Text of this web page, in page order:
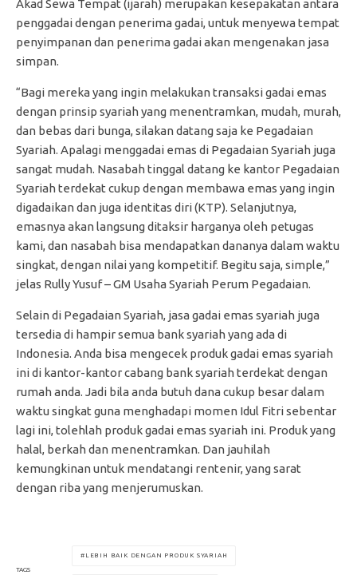
Akad Sewa Tempat (ijarah) merupakan kesepakatan antara
penggadai dengan penerima gadai, untuk menyewa tempat
penyimpanan dan penerima gadai akan mengenakan jasa
simpan.
“Bagi mereka yang ingin melakukan transaksi gadai emas
dengan prinsip syariah yang menentramkan, mudah, murah,
dan bebas dari bunga, silakan datang saja ke Pegadaian
Syariah. Apalagi menggadai emas di Pegadaian Syariah juga
sangat mudah. Nasabah tinggal datang ke kantor Pegadaian
Syariah terdekat cukup dengan membawa emas yang ingin
digadaikan dan juga identitas diri (KTP). Selanjutnya,
emasnya akan langsung ditaksir harganya oleh petugas
kami, dan nasabah bisa mendapatkan dananya dalam waktu
singkat, dengan nilai yang kompetitif. Begitu saja, simple,”
jelas Rully Yusuf – GM Usaha Syariah Perum Pegadaian.
Selain di Pegadaian Syariah, jasa gadai emas syariah juga
tersedia di hampir semua bank syariah yang ada di
Indonesia. Anda bisa mengecek produk gadai emas syariah
ini di kantor-kantor cabang bank syariah terdekat dengan
rumah anda. Jadi bila anda butuh dana cukup besar dalam
waktu singkat guna menghadapi momen Idul Fitri sebentar
lagi ini, tolehlah produk gadai emas syariah ini. Produk yang
halal, berkah dan menentramkan. Dan jauhilah
kemungkinan untuk mendatangi rentenir, yang sarat
dengan riba yang menjerumuskan.
TAGS
LEBIH BAIK DENGAN PRODUK SYARIAH